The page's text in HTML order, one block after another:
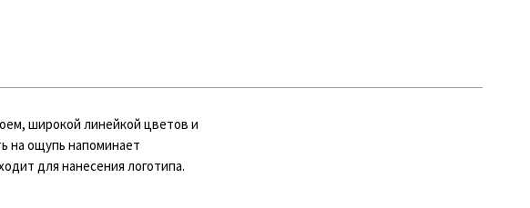
широкой линейкой цветов и
на ощупь напоминает
для нанесения логотипа.